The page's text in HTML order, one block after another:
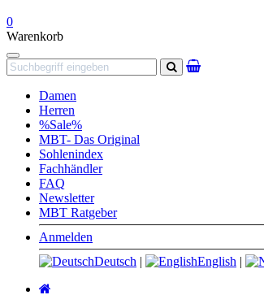
0
Warenkorb
Navigation
Suchen
Damen
Herren
%Sale%
MBT- Das Original
Sohlenindex
Fachhändler
FAQ
Newsletter
MBT Ratgeber
Anmelden
Deutsch | English |